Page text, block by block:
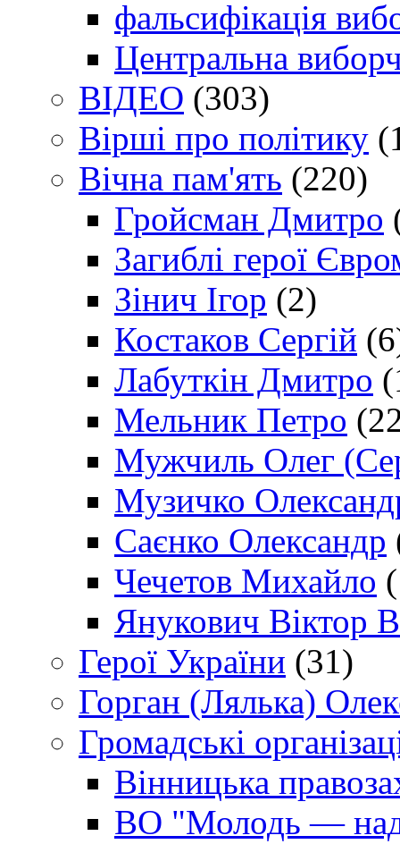
фальсифікація
Центральна
ВІДЕО (303)
Вірші про політику
Вічна пам'ять (220)
Гройсман Дмитро
Загиблі герої
Зінич Ігор (2)
Костаков Сергій
Лабуткін Дмитро
Мельник Петро
Мужчиль Олег
Музичко
Саєнко Олександр
Чечетов Михайло
Янукович Віктор
Герої України (31)
Горган (Лялька)
Громадські
Вінницька
ВО "Молодь —